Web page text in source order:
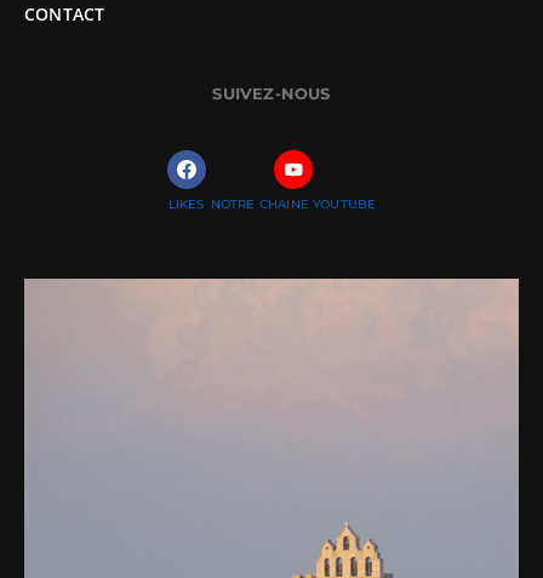
CONTACT
SUIVEZ-NOUS
LIKES NOTRE CHAINE YOUTUBE